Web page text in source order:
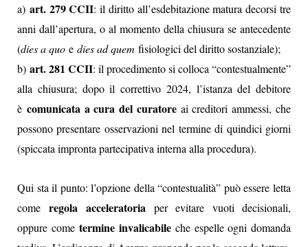
a) art. 279 CCII: il diritto all’esdebitazione matura decorsi tre
anni dall’apertura, o al momento della chiusura se antecedente
(dies a quo e dies ad quem fisiologici del diritto sostanziale);
b) art. 281 CCII: il procedimento si colloca “contestualmente”
alla chiusura; dopo il correttivo 2024, l’istanza del debitore
è comunicata a cura del curatoreai creditori ammessi, che
possono presentare osservazioni nel termine di quindici giorni
(spiccata impronta partecipativa interna alla procedura).
Qui sta il punto: l’opzione della “contestualità” può essere letta
comeregola acceleratoria per evitare vuoti decisionali,
oppure cometermine invalicabileche espelle ogni domanda